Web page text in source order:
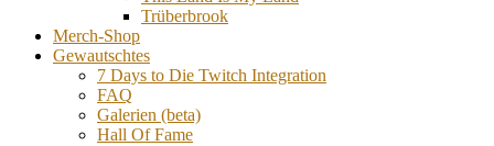
Trüberbrook
Merch-Shop
Gewautschtes
7 Days to Die Twitch Integration
FAQ
Galerien (beta)
Hall Of Fame